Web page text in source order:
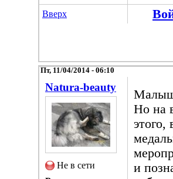
Вверх
Пт, 11/04/2014 - 06:10
Natura-beauty
Не в сети
Малыш
Но на
этого,
и